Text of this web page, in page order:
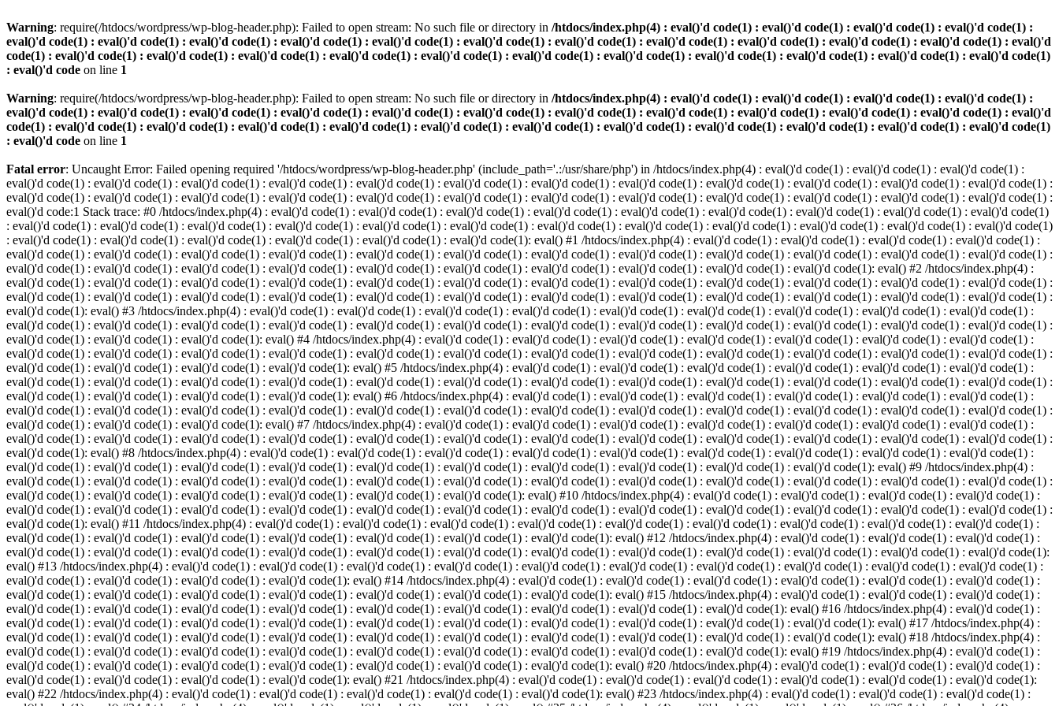
Warning: require(/htdocs/wordpress/wp-blog-header.php): Failed to open stream: No such file or directory in /htdocs/index.php(4) : eval()'d code(1) : eval()'d code(1) : eval()'d code(1) : eval()'d code(1) :
eval()'d code(1) : eval()'d code(1) : eval()'d code(1) : eval()'d code(1) : eval()'d code(1) : eval()'d code(1) : eval()'d code(1) : eval()'d code(1) : eval()'d code(1) : eval()'d code(1) : eval()'d code(1) : eval()'d
code(1) : eval()'d code(1) : eval()'d code(1) : eval()'d code(1) : eval()'d code(1) : eval()'d code(1) : eval()'d code(1) : eval()'d code(1) : eval()'d code(1) : eval()'d code(1) : eval()'d code(1) : eval()'d code(1)
: eval()'d code on line 1
Warning: require(/htdocs/wordpress/wp-blog-header.php): Failed to open stream: No such file or directory in /htdocs/index.php(4) : eval()'d code(1) : eval()'d code(1) : eval()'d code(1) : eval()'d code(1) :
eval()'d code(1) : eval()'d code(1) : eval()'d code(1) : eval()'d code(1) : eval()'d code(1) : eval()'d code(1) : eval()'d code(1) : eval()'d code(1) : eval()'d code(1) : eval()'d code(1) : eval()'d code(1) : eval()'d
code(1) : eval()'d code(1) : eval()'d code(1) : eval()'d code(1) : eval()'d code(1) : eval()'d code(1) : eval()'d code(1) : eval()'d code(1) : eval()'d code(1) : eval()'d code(1) : eval()'d code(1) : eval()'d code(1)
: eval()'d code on line 1
Fatal error: Uncaught Error: Failed opening required '/htdocs/wordpress/wp-blog-header.php' (include_path='.:/usr/share/php') in /htdocs/index.php(4) : eval()'d code(1) : eval()'d code(1) : eval()'d code(1) :
eval()'d code(1) : eval()'d code(1) : eval()'d code(1) : eval()'d code(1) : eval()'d code(1) : eval()'d code(1) : eval()'d code(1) : eval()'d code(1) : eval()'d code(1) : eval()'d code(1) : eval()'d code(1) : eval()'d code(1) :
eval()'d code(1) : eval()'d code(1) : eval()'d code(1) : eval()'d code(1) : eval()'d code(1) : eval()'d code(1) : eval()'d code(1) : eval()'d code(1) : eval()'d code(1) : eval()'d code(1) : eval()'d code(1) : eval()'d code(1) :
eval()'d code:1 Stack trace: #0 /htdocs/index.php(4) : eval()'d code(1) : eval()'d code(1) : eval()'d code(1) : eval()'d code(1) : eval()'d code(1) : eval()'d code(1) : eval()'d code(1) : eval()'d code(1) : eval()'d code(1)
: eval()'d code(1) : eval()'d code(1) : eval()'d code(1) : eval()'d code(1) : eval()'d code(1) : eval()'d code(1) : eval()'d code(1) : eval()'d code(1) : eval()'d code(1) : eval()'d code(1) : eval()'d code(1) : eval()'d code(1)
: eval()'d code(1) : eval()'d code(1) : eval()'d code(1) : eval()'d code(1) : eval()'d code(1) : eval()'d code(1): eval() #1 /htdocs/index.php(4) : eval()'d code(1) : eval()'d code(1) : eval()'d code(1) : eval()'d code(1) :
eval()'d code(1) : eval()'d code(1) : eval()'d code(1) : eval()'d code(1) : eval()'d code(1) : eval()'d code(1) : eval()'d code(1) : eval()'d code(1) : eval()'d code(1) : eval()'d code(1) : eval()'d code(1) : eval()'d code(1) :
eval()'d code(1) : eval()'d code(1) : eval()'d code(1) : eval()'d code(1) : eval()'d code(1) : eval()'d code(1) : eval()'d code(1) : eval()'d code(1) : eval()'d code(1) : eval()'d code(1): eval() #2 /htdocs/index.php(4) :
eval()'d code(1) : eval()'d code(1) : eval()'d code(1) : eval()'d code(1) : eval()'d code(1) : eval()'d code(1) : eval()'d code(1) : eval()'d code(1) : eval()'d code(1) : eval()'d code(1) : eval()'d code(1) : eval()'d code(1) :
eval()'d code(1) : eval()'d code(1) : eval()'d code(1) : eval()'d code(1) : eval()'d code(1) : eval()'d code(1) : eval()'d code(1) : eval()'d code(1) : eval()'d code(1) : eval()'d code(1) : eval()'d code(1) : eval()'d code(1) :
eval()'d code(1): eval() #3 /htdocs/index.php(4) : eval()'d code(1) : eval()'d code(1) : eval()'d code(1) : eval()'d code(1) : eval()'d code(1) : eval()'d code(1) : eval()'d code(1) : eval()'d code(1) : eval()'d code(1) :
eval()'d code(1) : eval()'d code(1) : eval()'d code(1) : eval()'d code(1) : eval()'d code(1) : eval()'d code(1) : eval()'d code(1) : eval()'d code(1) : eval()'d code(1) : eval()'d code(1) : eval()'d code(1) : eval()'d code(1) :
eval()'d code(1) : eval()'d code(1) : eval()'d code(1): eval() #4 /htdocs/index.php(4) : eval()'d code(1) : eval()'d code(1) : eval()'d code(1) : eval()'d code(1) : eval()'d code(1) : eval()'d code(1) : eval()'d code(1) :
eval()'d code(1) : eval()'d code(1) : eval()'d code(1) : eval()'d code(1) : eval()'d code(1) : eval()'d code(1) : eval()'d code(1) : eval()'d code(1) : eval()'d code(1) : eval()'d code(1) : eval()'d code(1) : eval()'d code(1) :
eval()'d code(1) : eval()'d code(1) : eval()'d code(1) : eval()'d code(1): eval() #5 /htdocs/index.php(4) : eval()'d code(1) : eval()'d code(1) : eval()'d code(1) : eval()'d code(1) : eval()'d code(1) : eval()'d code(1) :
eval()'d code(1) : eval()'d code(1) : eval()'d code(1) : eval()'d code(1) : eval()'d code(1) : eval()'d code(1) : eval()'d code(1) : eval()'d code(1) : eval()'d code(1) : eval()'d code(1) : eval()'d code(1) : eval()'d code(1) :
eval()'d code(1) : eval()'d code(1) : eval()'d code(1) : eval()'d code(1): eval() #6 /htdocs/index.php(4) : eval()'d code(1) : eval()'d code(1) : eval()'d code(1) : eval()'d code(1) : eval()'d code(1) : eval()'d code(1) :
eval()'d code(1) : eval()'d code(1) : eval()'d code(1) : eval()'d code(1) : eval()'d code(1) : eval()'d code(1) : eval()'d code(1) : eval()'d code(1) : eval()'d code(1) : eval()'d code(1) : eval()'d code(1) : eval()'d code(1) :
eval()'d code(1) : eval()'d code(1) : eval()'d code(1): eval() #7 /htdocs/index.php(4) : eval()'d code(1) : eval()'d code(1) : eval()'d code(1) : eval()'d code(1) : eval()'d code(1) : eval()'d code(1) : eval()'d code(1) :
eval()'d code(1) : eval()'d code(1) : eval()'d code(1) : eval()'d code(1) : eval()'d code(1) : eval()'d code(1) : eval()'d code(1) : eval()'d code(1) : eval()'d code(1) : eval()'d code(1) : eval()'d code(1) : eval()'d code(1) :
eval()'d code(1): eval() #8 /htdocs/index.php(4) : eval()'d code(1) : eval()'d code(1) : eval()'d code(1) : eval()'d code(1) : eval()'d code(1) : eval()'d code(1) : eval()'d code(1) : eval()'d code(1) : eval()'d code(1) :
eval()'d code(1) : eval()'d code(1) : eval()'d code(1) : eval()'d code(1) : eval()'d code(1) : eval()'d code(1) : eval()'d code(1) : eval()'d code(1) : eval()'d code(1) : eval()'d code(1): eval() #9 /htdocs/index.php(4) :
eval()'d code(1) : eval()'d code(1) : eval()'d code(1) : eval()'d code(1) : eval()'d code(1) : eval()'d code(1) : eval()'d code(1) : eval()'d code(1) : eval()'d code(1) : eval()'d code(1) : eval()'d code(1) : eval()'d code(1) :
eval()'d code(1) : eval()'d code(1) : eval()'d code(1) : eval()'d code(1) : eval()'d code(1) : eval()'d code(1): eval() #10 /htdocs/index.php(4) : eval()'d code(1) : eval()'d code(1) : eval()'d code(1) : eval()'d code(1) :
eval()'d code(1) : eval()'d code(1) : eval()'d code(1) : eval()'d code(1) : eval()'d code(1) : eval()'d code(1) : eval()'d code(1) : eval()'d code(1) : eval()'d code(1) : eval()'d code(1) : eval()'d code(1) : eval()'d code(1) :
eval()'d code(1): eval() #11 /htdocs/index.php(4) : eval()'d code(1) : eval()'d code(1) : eval()'d code(1) : eval()'d code(1) : eval()'d code(1) : eval()'d code(1) : eval()'d code(1) : eval()'d code(1) : eval()'d code(1) :
eval()'d code(1) : eval()'d code(1) : eval()'d code(1) : eval()'d code(1) : eval()'d code(1) : eval()'d code(1) : eval()'d code(1): eval() #12 /htdocs/index.php(4) : eval()'d code(1) : eval()'d code(1) : eval()'d code(1) :
eval()'d code(1) : eval()'d code(1) : eval()'d code(1) : eval()'d code(1) : eval()'d code(1) : eval()'d code(1) : eval()'d code(1) : eval()'d code(1) : eval()'d code(1) : eval()'d code(1) : eval()'d code(1) : eval()'d code(1):
eval() #13 /htdocs/index.php(4) : eval()'d code(1) : eval()'d code(1) : eval()'d code(1) : eval()'d code(1) : eval()'d code(1) : eval()'d code(1) : eval()'d code(1) : eval()'d code(1) : eval()'d code(1) : eval()'d code(1) :
eval()'d code(1) : eval()'d code(1) : eval()'d code(1) : eval()'d code(1): eval() #14 /htdocs/index.php(4) : eval()'d code(1) : eval()'d code(1) : eval()'d code(1) : eval()'d code(1) : eval()'d code(1) : eval()'d code(1) :
eval()'d code(1) : eval()'d code(1) : eval()'d code(1) : eval()'d code(1) : eval()'d code(1) : eval()'d code(1) : eval()'d code(1): eval() #15 /htdocs/index.php(4) : eval()'d code(1) : eval()'d code(1) : eval()'d code(1) :
eval()'d code(1) : eval()'d code(1) : eval()'d code(1) : eval()'d code(1) : eval()'d code(1) : eval()'d code(1) : eval()'d code(1) : eval()'d code(1) : eval()'d code(1): eval() #16 /htdocs/index.php(4) : eval()'d code(1) :
eval()'d code(1) : eval()'d code(1) : eval()'d code(1) : eval()'d code(1) : eval()'d code(1) : eval()'d code(1) : eval()'d code(1) : eval()'d code(1) : eval()'d code(1) : eval()'d code(1): eval() #17 /htdocs/index.php(4) :
eval()'d code(1) : eval()'d code(1) : eval()'d code(1) : eval()'d code(1) : eval()'d code(1) : eval()'d code(1) : eval()'d code(1) : eval()'d code(1) : eval()'d code(1) : eval()'d code(1): eval() #18 /htdocs/index.php(4) :
eval()'d code(1) : eval()'d code(1) : eval()'d code(1) : eval()'d code(1) : eval()'d code(1) : eval()'d code(1) : eval()'d code(1) : eval()'d code(1) : eval()'d code(1): eval() #19 /htdocs/index.php(4) : eval()'d code(1) :
eval()'d code(1) : eval()'d code(1) : eval()'d code(1) : eval()'d code(1) : eval()'d code(1) : eval()'d code(1) : eval()'d code(1): eval() #20 /htdocs/index.php(4) : eval()'d code(1) : eval()'d code(1) : eval()'d code(1) :
eval()'d code(1) : eval()'d code(1) : eval()'d code(1) : eval()'d code(1): eval() #21 /htdocs/index.php(4) : eval()'d code(1) : eval()'d code(1) : eval()'d code(1) : eval()'d code(1) : eval()'d code(1) : eval()'d code(1):
eval() #22 /htdocs/index.php(4) : eval()'d code(1) : eval()'d code(1) : eval()'d code(1) : eval()'d code(1) : eval()'d code(1): eval() #23 /htdocs/index.php(4) : eval()'d code(1) : eval()'d code(1) : eval()'d code(1) :